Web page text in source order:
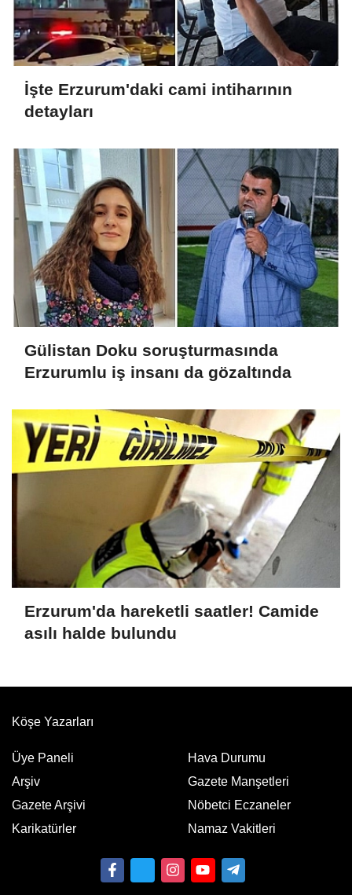
İşte Erzurum'daki cami intiharının
detayları
Gülistan Doku soruşturmasında
Erzurumlu iş insanı da gözaltında
Erzurum'da hareketli saatler! Camide
asılı halde bulundu
Köşe Yazarları
Üye Paneli
Arşiv
Gazete Arşivi
Karikatürler
Hava Durumu
Gazete Manşetleri
Nöbetci Eczaneler
Namaz Vakitleri